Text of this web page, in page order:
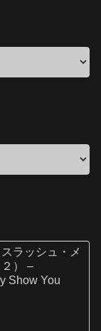
ラッシュ・メ
） –
Show You